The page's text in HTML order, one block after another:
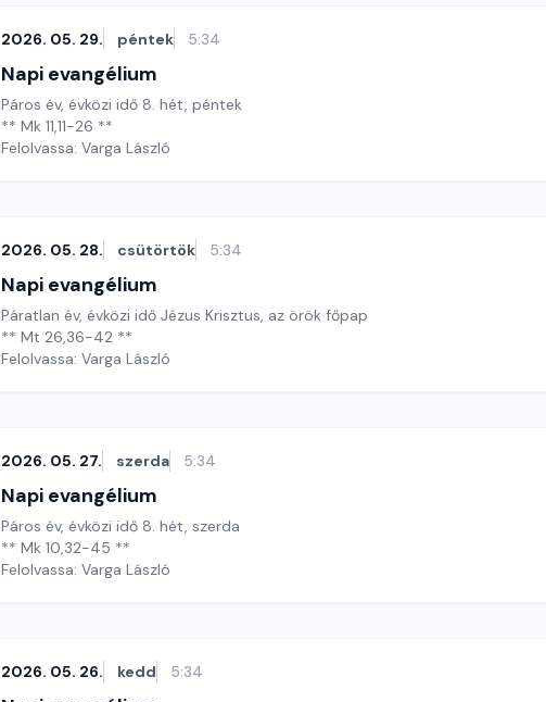
2026. 05. 29. péntek 5:34
Napi evangélium
Páros év, évközi idő 8. hét, péntek
** Mk 11,11-26 **
Felolvassa: Varga László
2026. 05. 28. csütörtök 5:34
Napi evangélium
Páratlan év, évközi idő Jézus Krisztus, az örök főpap
** Mt 26,36-42 **
Felolvassa: Varga László
2026. 05. 27. szerda 5:34
Napi evangélium
Páros év, évközi idő 8. hét, szerda
** Mk 10,32-45 **
Felolvassa: Varga László
2026. 05. 26. kedd 5:34